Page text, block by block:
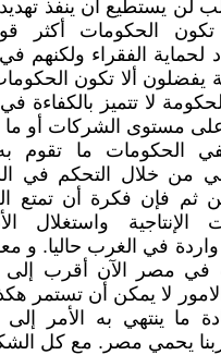
لن يستطيع أن ينفذ
تكون الحكومات أكثر
لحماية الفقراء ولكنهم
يفضلون ‏ألا تكون
لا تتميز بالكفاءة
على مستوى الشركات أو ما
الحكومات ما تقوم
من خلال التحكم في
ثم فإن فكرة أن تمتع
الإنتاجية واستغلال
واردة في الغرب حاليا.
في مصر الآن أقرب إلى
لا يمكن أن تستمر
ما ينتهي به الأمر
يحمي مصر. مع كل